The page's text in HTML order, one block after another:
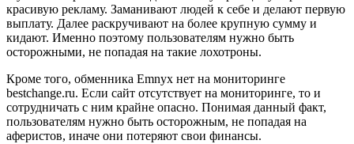
красивую рекламу. Заманивают людей к себе и делают первую
выплату. Далее раскручивают на более крупную сумму и
кидают. Именно поэтому пользователям нужно быть
осторожными, не попадая на такие лохотроны.
Кроме того, обменника Emnyx нет на мониторинге
bestchange.ru. Если сайт отсутствует на мониторинге, то и
сотрудничать с ним крайне опасно. Понимая данный факт,
пользователям нужно быть осторожным, не попадая на
аферистов, иначе они потеряют свои финансы.